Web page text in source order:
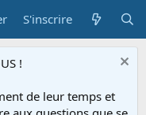
S'inscrire
!
de leur temps et